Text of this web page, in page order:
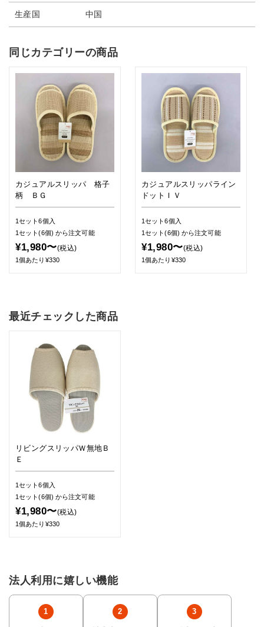
生産国 中国
同じカテゴリーの商品
カジュアルスリッパ 格子
柄 ＢＧ
1セット6個入
1セット(6個) から注文可能
¥1,980〜(税込)
1個あたり¥330
カジュアルスリッパライン
ドットＩＶ
1セット6個入
1セット(6個) から注文可能
¥1,980〜(税込)
1個あたり¥330
最近チェックした商品
リビングスリッパＷ無地Ｂ
Ｅ
1セット6個入
1セット(6個) から注文可能
¥1,980〜(税込)
1個あたり¥330
法人利用に嬉しい機能